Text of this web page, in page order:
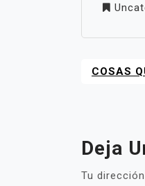
COSAS
Deja
Tu